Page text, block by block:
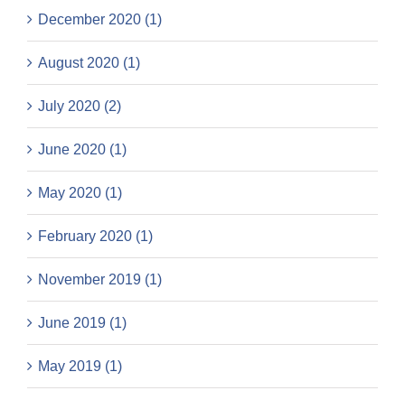
December 2020 (1)
August 2020 (1)
July 2020 (2)
June 2020 (1)
May 2020 (1)
February 2020 (1)
November 2019 (1)
June 2019 (1)
May 2019 (1)